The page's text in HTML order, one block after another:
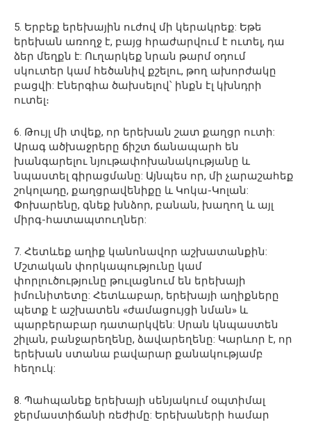
5. Երբեք երեխային ուժով մի կերակրեք: Եթե
երեխան առողջ է, բայց հրաժարվում է ուտել, դա
ձեր մեղքն է: Ուղարկեք նրան թարմ օդում
սկուտեր կամ հեծանիվ քշելու, թող ախորժակը
բացվի: Էներգիա ծախսելով՝ ինքն էլ կխնդրի
ուտել։
6. Թույլ մի տվեք, որ երեխան շատ քաղցր ուտի:
Արագ ածխաջրերը ճիշտ ճանապարհ են
խանգարելու նյութափոխանակությանը և
նպաստել գիրացմանը: Այնպես որ, մի չարաշահեք
շոկոլադը, քաղցրավենիքը և Կոկա-Կոլան:
Փոխարենը, գնեք խնձոր, բանան, խաղող և այլ
միրգ-հատապտուղներ:
7. Հետևեք աղիք կանոնավոր աշխատանքին:
Մշտական փորկապությունը կամ
փորլուծությունը թուլացնում են երեխայի
իմունիտետը: Հետևաբար, երեխայի աղիքները
պետք է աշխատեն «ժամացույցի նման» և
պարբերաբար դատարկվեն: Սրան կնպաստեն
շիլան, բանջարեղենը, ձավարեղենը: Կարևոր է, որ
երեխան ստանա բավարար քանակությամբ
հեղուկ:
8. Պահպանեք երեխայի սենյակում օպտիմալ
ջերմաստիճանի ռեժիմը: Երեխաների համար